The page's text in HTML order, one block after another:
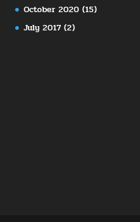
October 2020 (15)
July 2017 (2)